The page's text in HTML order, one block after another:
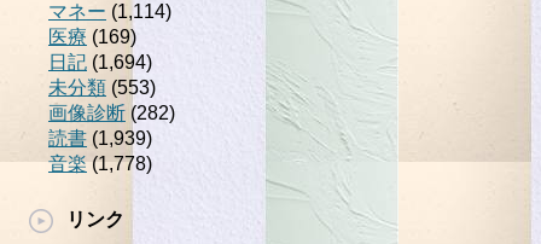
マネー (1,114)
医療 (169)
日記 (1,694)
未分類 (553)
画像診断 (282)
読書 (1,939)
音楽(1,778)
リンク